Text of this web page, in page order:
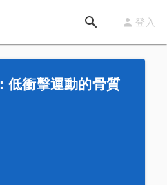
登入
低衝擊運動的骨質